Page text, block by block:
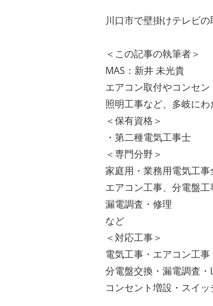
川口市で壁掛けテレビ
＜この記事の執筆者＞
MAS：新井 未光貴
エアコン取付やコンセン
照明工事など、多岐にわ
＜保有資格＞
・第二種電気工事士
＜専門分野＞
家庭用・業務用電気工事
エアコン工事、分電盤工
漏電調査・修理
など
＜対応工事＞
電気工事・エアコン工
分電盤交換・漏電調査
コンセント増設・スイ